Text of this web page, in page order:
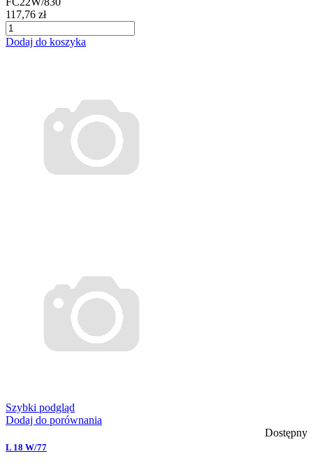
117,76 zł
Dodaj do koszyka
Szybki podgląd
Dodaj do porównania
Dostępny
L 18 W/77